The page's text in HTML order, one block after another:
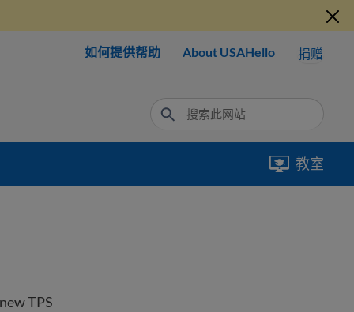
如何提供帮助 About USAHello 捐赠
教室
TPS